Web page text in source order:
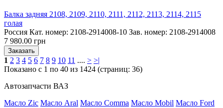
Балка задняя 2108, 2109, 2110, 2111, 2112, 2113, 2114, 2115
голая
Россия Кат. номер: 2108-2914008-10 Зав. номер: 2108-2914008
7 980.00 грн
1 2 3 4 5 6 7 8 9 10 11 .... > >|
Показано с 1 по 40 из 1424 (страниц: 36)
Автозапчасти ВАЗ
Масло Zic Масло Aral Масло Comma Масло Mobil Масло Ford